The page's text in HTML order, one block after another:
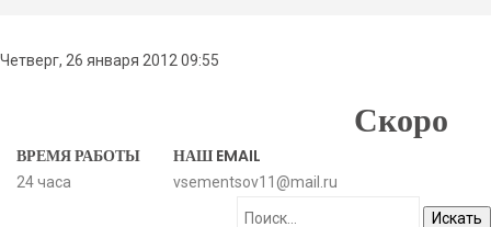
ВРЕМЯ РАБОТЫ
24 часа
НАШ EMAIL
vsementsov11@mail.ru
Искать
Четверг, 26 января 2012 09:55
Скоро